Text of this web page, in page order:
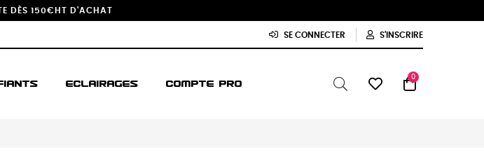
DÈS 150€HT D'ACHAT
SE CONNECTER S'INSCRIRE
ECLAIRAGES COMPTE PRO
0